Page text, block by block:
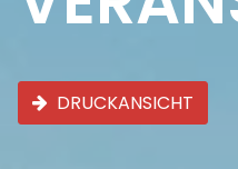
DRUCKANSICHT